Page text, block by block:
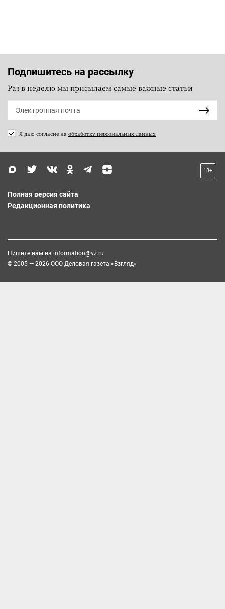
Подпишитесь на рассылку
Раз в неделю мы присылаем самые важные статьи
Я даю согласие на обработку персональных данных
18+
Полная версия сайта
Редакционная политика
Пишите нам на information@vz.ru
© 2005 — 2026 ООО Деловая газета «Взгляд»